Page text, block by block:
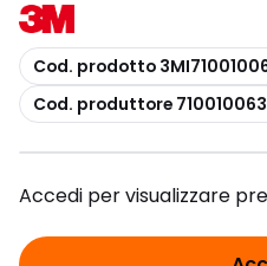
copia
Cod. prodotto
copia
Cod. produttore
Accedi per visualizzare